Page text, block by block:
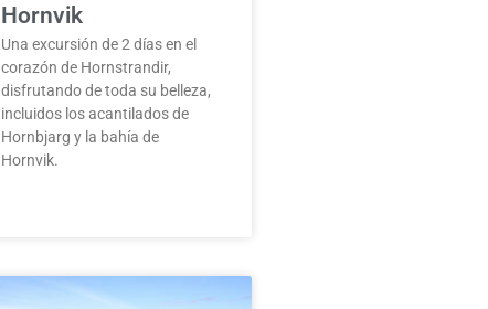
Hornvik
Una excursión de 2 días en el
corazón de Hornstrandir,
disfrutando de toda su belleza,
incluidos los acantilados de
Hornbjarg y la bahía de
Hornvik.